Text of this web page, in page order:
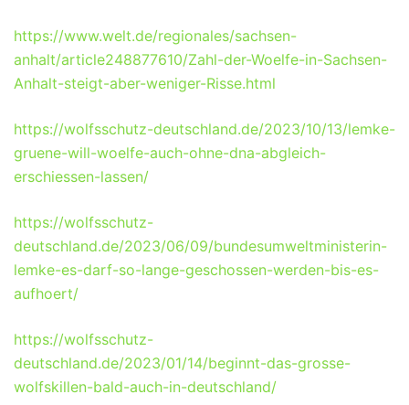
https://www.welt.de/regionales/sachsen-
anhalt/article248877610/Zahl-der-Woelfe-in-Sachsen-
Anhalt-steigt-aber-weniger-Risse.html
https://wolfsschutz-deutschland.de/2023/10/13/lemke-
gruene-will-woelfe-auch-ohne-dna-abgleich-
erschiessen-lassen/
https://wolfsschutz-
deutschland.de/2023/06/09/bundesumweltministerin-
lemke-es-darf-so-lange-geschossen-werden-bis-es-
aufhoert/
https://wolfsschutz-
deutschland.de/2023/01/14/beginnt-das-grosse-
wolfskillen-bald-auch-in-deutschland/